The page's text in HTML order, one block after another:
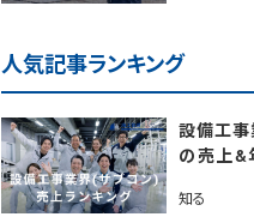
人気記事ランキング
設備工事
の売上&
設備ジャ
知る